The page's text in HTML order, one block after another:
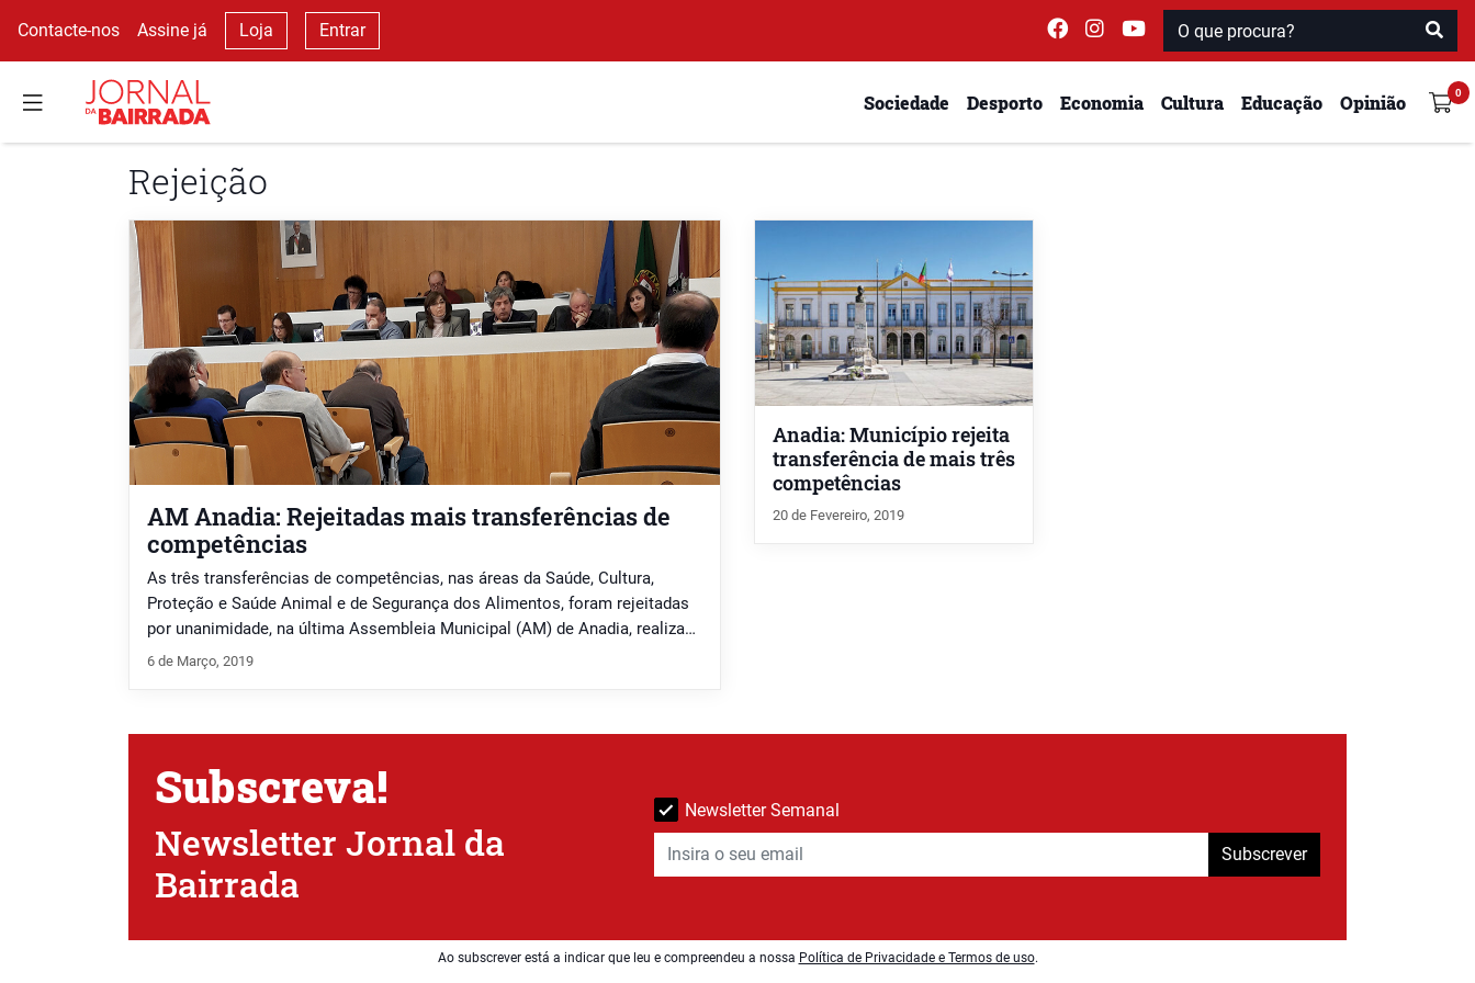
Contacte-nos Assine já Loja Entrar
Sociedade Desporto Economia Cultura Educação Opinião
Rejeição
AM Anadia: Rejeitadas mais transferências de
competências
As três transferências de competências, nas áreas da Saúde, Cultura,
Proteção e Saúde Animal e de Segurança dos Alimentos, foram rejeitadas
por unanimidade, na última Assembleia Municipal (AM) de Anadia, realizada
a 28 de fevereiro. Os diplomas, que já haviam sido rejeitados pelo
6 de Março, 2019
Anadia: Município rejeita
transferência de mais três
competências
20 de Fevereiro, 2019
Subscreva!
Newsletter Jornal da
Bairrada
Newsletter Semanal
Subscrever
Ao subscrever está a indicar que leu e compreendeu a nossa Política de Privacidade e Termos de uso.